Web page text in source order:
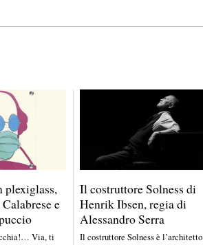
plexiglass,
e
Via, ti
Il costruttore Solness di
Henrik Ibsen, regia di
Alessandro Serra
Il costruttore Solness è l’architetto